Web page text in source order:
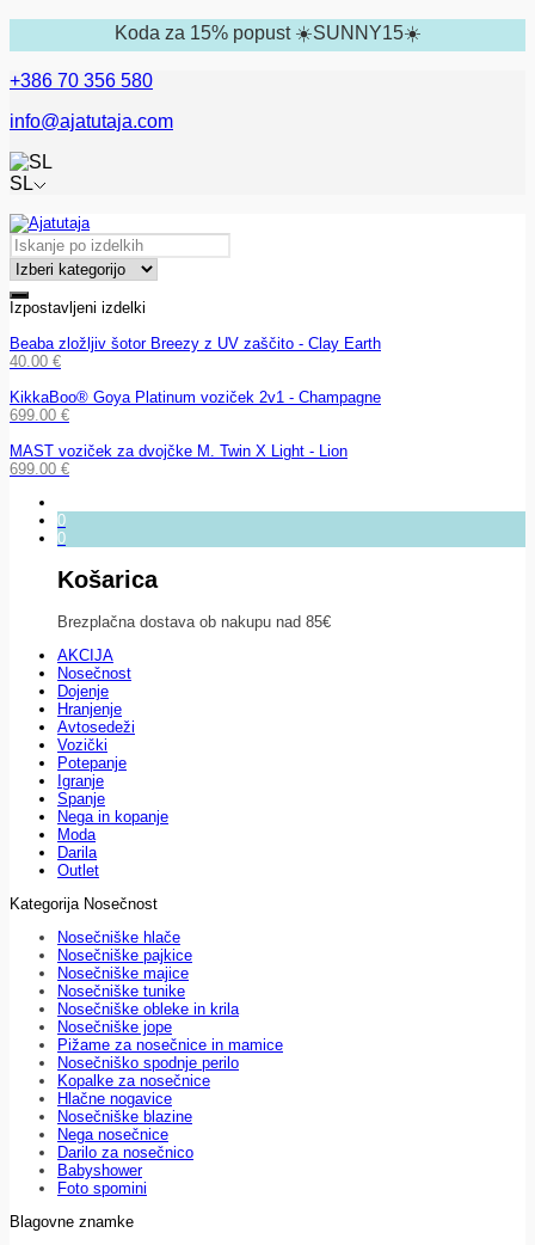
Koda za 15% popust ☀️SUNNY15☀️
+386 70 356 580
info@ajatutaja.com
SL
Izpostavljeni izdelki
Beaba zložljiv šotor Breezy z UV zaščito - Clay Earth
40.00 €
KikkaBoo® Goya Platinum voziček 2v1 - Champagne
699.00 €
MAST voziček za dvojčke M. Twin X Light - Lion
699.00 €
0
0
Košarica
Brezplačna dostava ob nakupu nad 85€
AKCIJA
Nosečnost
Dojenje
Hranjenje
Avtosedeži
Vozički
Potepanje
Igranje
Spanje
Nega in kopanje
Moda
Darila
Outlet
Kategorija Nosečnost
Nosečniške hlače
Nosečniške pajkice
Nosečniške majice
Nosečniške tunike
Nosečniške obleke in krila
Nosečniške jope
Pižame za nosečnice in mamice
Nosečniško spodnje perilo
Kopalke za nosečnice
Hlačne nogavice
Nosečniške blazine
Nega nosečnice
Darilo za nosečnico
Babyshower
Foto spomini
Blagovne znamke